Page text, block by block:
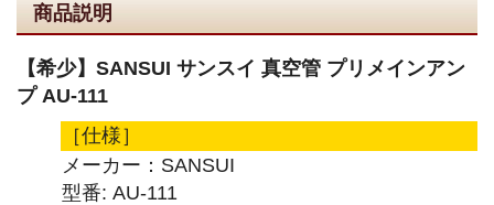
商品説明
【希少】SANSUI サンスイ 真空管 プリメインアン
プ AU-111
［仕様］
メーカー：SANSUI
型番: AU-111